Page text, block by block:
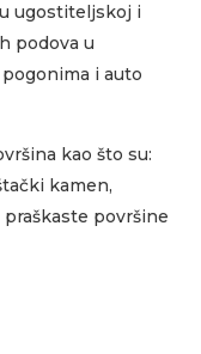
ugostiteljskoj i
podova u
i auto
kao što su:
kamen,
površine